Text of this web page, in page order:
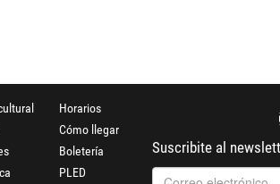
Horarios
Cómo llegar
Boletería
PLED
Suscribite al